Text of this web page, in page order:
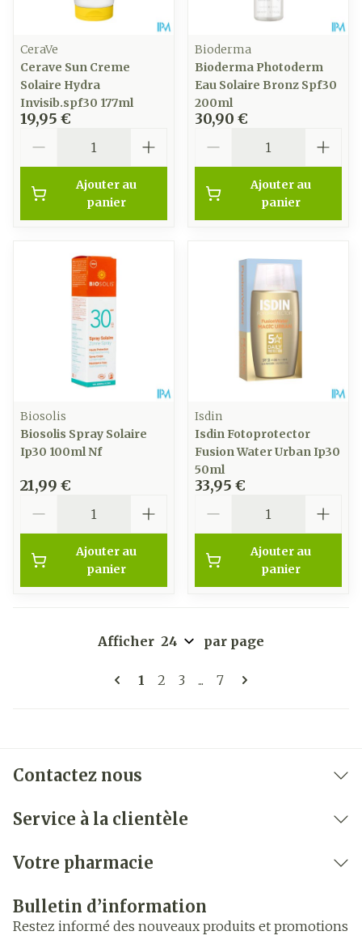
CeraVe
Cerave Sun Creme
Solaire Hydra
Invisib.spf30 177ml
19,95 €
Ajouter au
panier
Bioderma
Bioderma Photoderm
Eau Solaire Bronz Spf30
200ml
30,90 €
Ajouter au
panier
Biosolis
Biosolis Spray Solaire
Ip30 100ml Nf
21,99 €
Ajouter au
panier
Isdin
Isdin Fotoprotector
Fusion Water Urban Ip30
50ml
33,95 €
Ajouter au
panier
Pages
Vous lisez actuellement la page
1 Page
2 Page
3 ... Page
7
Afficher par page
Contactez nous
Service à la clientèle
Votre pharmacie
Bulletin d’information
Restez informé des nouveaux produits et promotions